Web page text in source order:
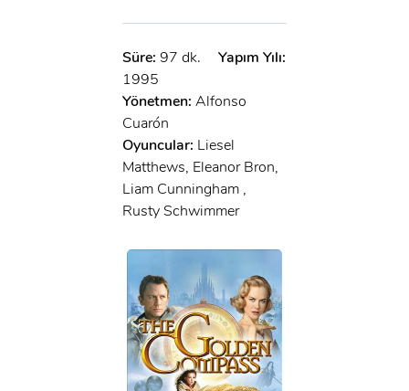
Süre: 97 dk.
Yapım Yılı:
1995
Yönetmen: Alfonso
Cuarón
Oyuncular: Liesel
Matthews, Eleanor Bron,
Liam Cunningham ,
Rusty Schwimmer